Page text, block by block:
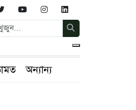
অন্যান্য